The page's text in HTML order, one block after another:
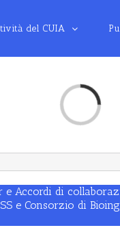
del CUIA
Loading...
e Accordi di
e Consorzio di